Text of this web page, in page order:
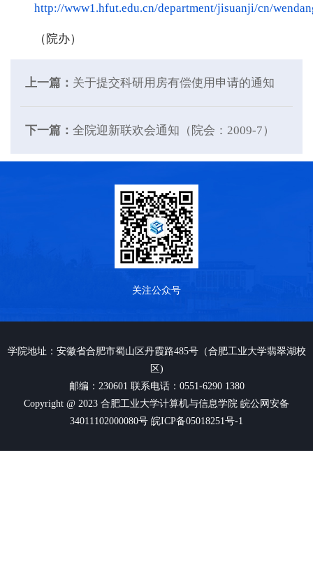
http://www1.hfut.edu.cn/department/jisuanji/cn/
（院办）
上一篇： 关于提交科研用房有偿使用申请的通知
下一篇： 全院迎新联欢会通知（院会：2009-7）
关注公众号
学院地址：安徽省合肥市蜀山区丹霞路485号（合肥工业大学翡翠湖校
区)
邮编：230601 联系电话：0551-6290 1380
Copyright @ 2023 合肥工业大学计算机与信息学院 皖公网安备
34011102000080号 皖ICP备05018251号-1